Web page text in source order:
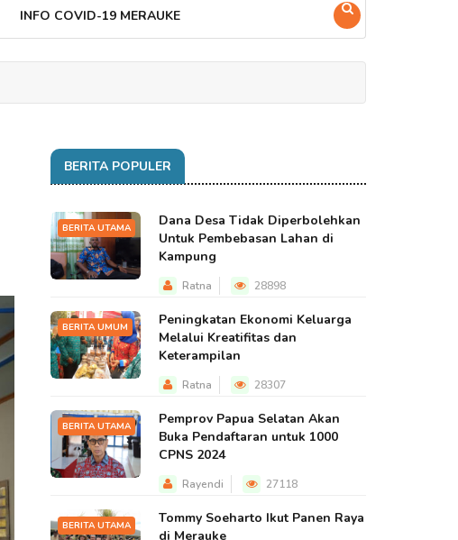
INFO COVID-19 MERAUKE
BERITA POPULER
BERITA UTAMA
Dana Desa Tidak Diperbolehkan
Untuk Pembebasan Lahan di
Kampung
Ratna 28898
BERITA UMUM
Peningkatan Ekonomi Keluarga
Melalui Kreatifitas dan
Keterampilan
Ratna 28307
BERITA UTAMA
Pemprov Papua Selatan Akan
Buka Pendaftaran untuk 1000
CPNS 2024
Rayendi 27118
BERITA UTAMA
Tommy Soeharto Ikut Panen Raya
di Merauke